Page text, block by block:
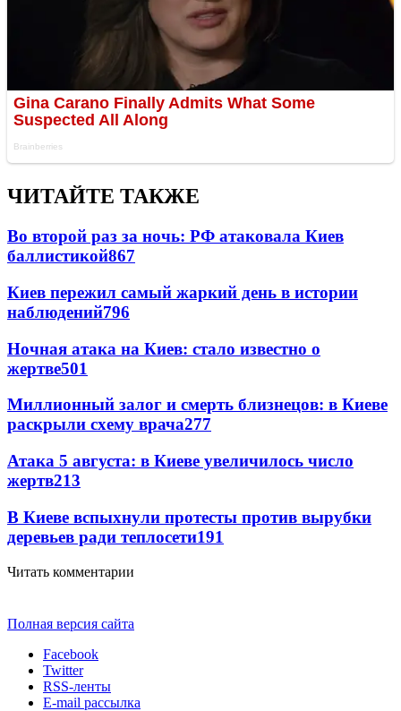
ЧИТАЙТЕ ТАКЖЕ
Во второй раз за ночь: РФ атаковала Киев
баллистикой867
Киев пережил самый жаркий день в истории
наблюдений796
Ночная атака на Киев: стало известно о
жертве501
Миллионный залог и смерть близнецов: в Киеве
раскрыли схему врача277
Атака 5 августа: в Киеве увеличилось число
жертв213
В Киеве вспыхнули протесты против вырубки
деревьев ради теплосети191
Читать комментарии
Полная версия сайта
Facebook
Twitter
RSS-ленты
E-mail рассылка